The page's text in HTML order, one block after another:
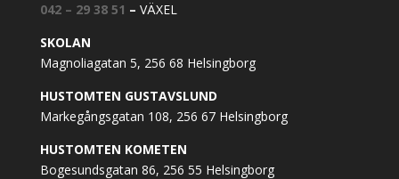
042 – 29 38 51 – VÄXEL
SKOLAN
Magnoliagatan 5, 256 68 Helsingborg
HUSTOMTEN GUSTAVSLUND
Markegångsgatan 108, 256 67 Helsingborg
HUSTOMTEN KOMETEN
Bogesundsgatan 86, 256 55 Helsingborg